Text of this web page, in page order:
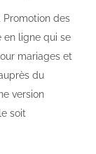
Promotion des
en ligne qui se
mariages et
du
version
soit